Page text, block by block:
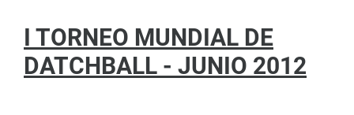
I TORNEO MUNDIAL DE
DATCHBALL - JUNIO 2012